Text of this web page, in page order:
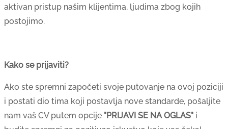
aktivan pristup našim klijentima, ljudima zbog kojih
postojimo.
Kako se prijaviti?
Ako ste spremni započeti svoje putovanje na ovoj poziciji
i postati dio tima koji postavlja nove standarde, pošaljite
nam vaš CV putem opcije "PRIJAVI SE NA OGLAS" i